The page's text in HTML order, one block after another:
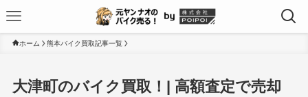
ホーム 熊本バイク買取記事一覧
大津町のバイク買取！| 高額査定で売却